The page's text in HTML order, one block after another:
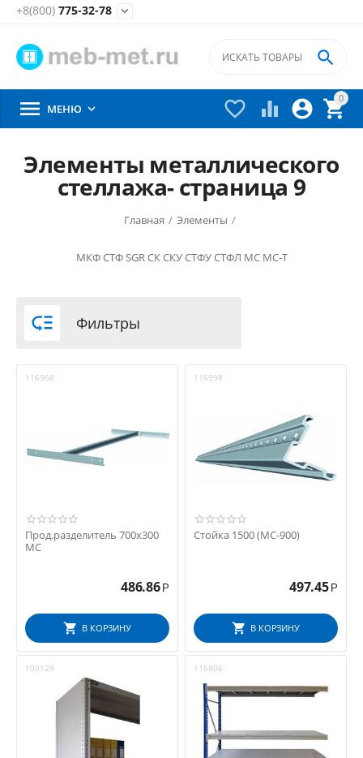
+8(800) 775-32-78 
0


 

 МЕНЮ 
Элементы металлического
стеллажа- страница 9
Главная / Элементы /
МКФСТФSGRСКСКУСТФУСТФЛ МС МС-Т
 Фильтры
116968
Прод.разделитель 700x300
МС
486.86 Р
В КОРЗИНУ
116998
Стойка 1500 (МС-900)
497.45 Р
В КОРЗИНУ
100129 115806